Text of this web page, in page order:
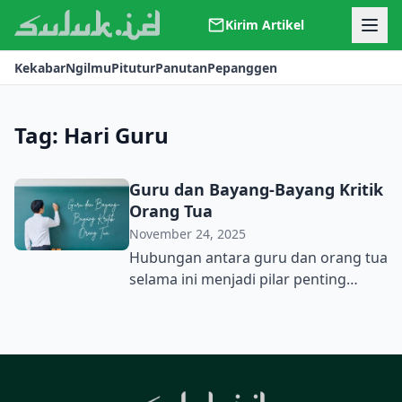
Kirim Artikel
Kerjasama
Kontak
KekabarNgilmuPituturPanutanPepanggen
Tag: Hari Guru
Guru dan Bayang-Bayang Kritik
Orang Tua
November 24, 2025
Hubungan antara guru dan orang tua
selama ini menjadi pilar penting
hingga media sosial lainnya, orang